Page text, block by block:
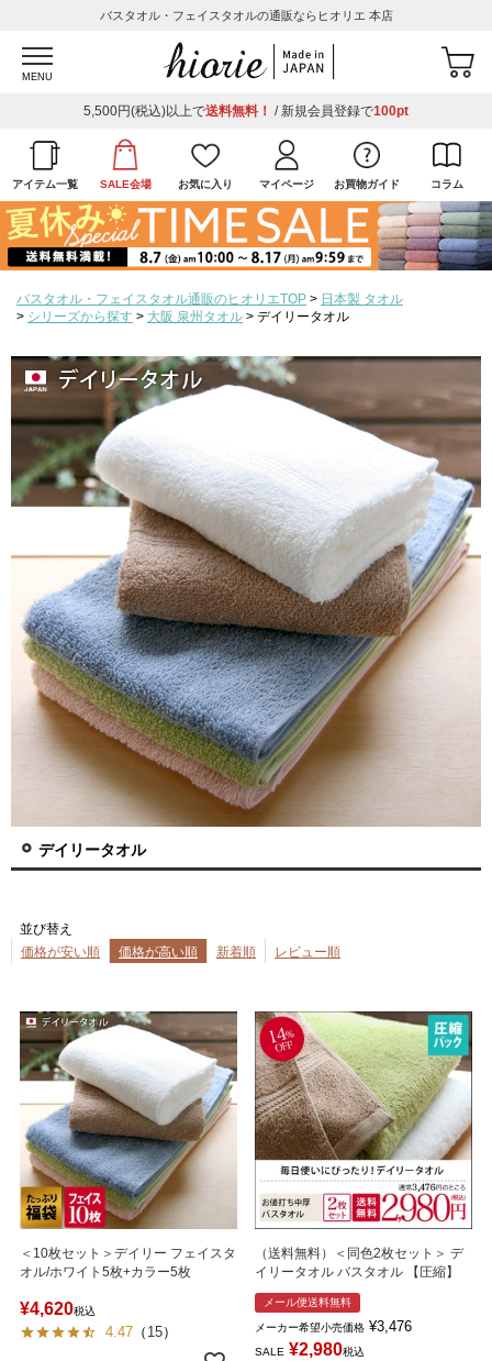
バスタオル・フェイスタオルの通販ならヒオリエ 本店
MENU
5,500円(税込)以上で送料無料！ / 新規会員登録で100pt
アイテム一覧 SALE会場 お気に入り マイページ お買物ガイド コラム
バスタオル・フェイスタオル通販のヒオリエTOP
日本製 タオル
シリーズから探す
大阪 泉州タオル デイリータオル
デイリータオル
並び替え
価格が安い順
価格が高い順 新着順 レビュー順
＜10枚セット＞デイリー フェイスタ
オル/ホワイト5枚+カラー5枚
¥4,620税込
4.47 （ 15）
（送料無料）＜同色2枚セット＞ デ
イリータオル バスタオル 【圧縮】
メール便送料無料
メーカー希望小売価格 ¥3,476
SALE ¥2,980税込